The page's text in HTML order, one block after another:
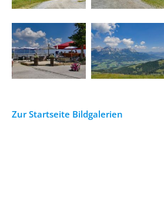
Zur Startseite Bildgalerien